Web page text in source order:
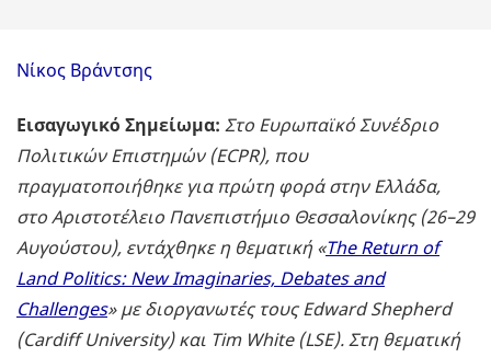
Νίκος Βράντσης
Εισαγωγικό Σημείωμα: Στο Ευρωπαϊκό Συνέδριο
Πολιτικών Επιστημών (ECPR), που
πραγματοποιήθηκε για πρώτη φορά στην Ελλάδα,
στο Αριστοτέλειο Πανεπιστήμιο Θεσσαλονίκης (26–29
Αυγούστου), εντάχθηκε η θεματική «The Return of
Land Politics: New Imaginaries, Debates and
Challenges» με διοργανωτές τους Edward Shepherd
(Cardiff University) και Tim White (LSE). Στη θεματική